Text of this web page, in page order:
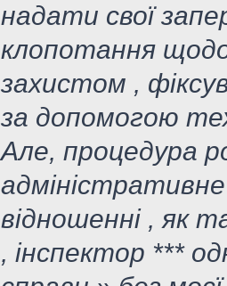
надати свої
клопотання
захистом ,
за допомогою
Але, процедура
відношенні , як
, інспектор ***